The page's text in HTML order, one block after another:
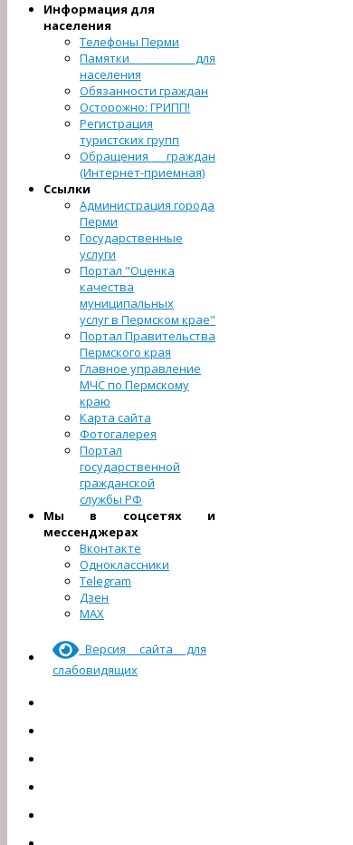
Информация для
населения
Телефоны Перми
Памятки для
населения
Обязанности граждан
Осторожно: ГРИПП!
Регистрация
туристcких групп
Обращения граждан
(Интернет-приемная)
Ссылки
Администрация города
Перми
Государственные
услуги
Портал "Оценка
качества
муниципальных
услуг в Пермском крае"
Портал Правительства
Пермского края
Главное управление
МЧС по Пермскому
краю
Карта сайта
Фотогалерея
Портал
государственной
гражданской
службы РФ
Мы в соцсетях и
мессенджерах
Вконтакте
Одноклассники
Telegram
Дзен
МАХ
Версия сайта для
слабовидящих